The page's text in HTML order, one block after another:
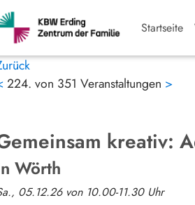
Startseite
224. von 351 Veranstaltungen >
kreativ:
Wörth
05.12.26 von 10.00-11.30 Uhr